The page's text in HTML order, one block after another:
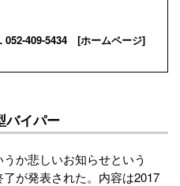
052-409-5434 [ホームページ]
バイパー
か悲しいお知らせという
が発表された。内容は2017